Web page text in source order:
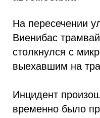
На пересечении
Виенибас
столкнулся с
выехавшим на
Инцидент
временно было